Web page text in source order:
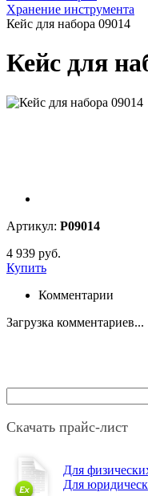
Хранение инструмента
Кейс для набора 09014
Кейс для
Артикул: P09014
4 939 руб.
Купить
Комментарии
Загрузка комментариев...
Скачать прайс-лист
Для
Для